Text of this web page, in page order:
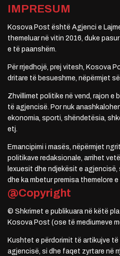
IMPRESUM
Kosova Post është Agjenci e
themeluar në vitin 2016, duke
e të paanshëm.
Për rrjedhojë, prej vitesh, Kosova
dritare të besueshme, nëpërmjet
Zhvillimet politike në vend, rajon e
të agjencisë. Por nuk
ekonomia, sporti, shëndetësia,
etj.
Emancipimi i masës, nëpërmjet
politikave redaksionale, arrihet
lexuesit dhe ndjekësit e agjencisë,
dhe ka mbetur premisa themelore
@Copyright
© Shkrimet e publikuara në këtë
Kosova Post (ose të mediumeve
Kushtet e përdorimit të artikujve të
agjencisë, si dhe faqet zyrtare në